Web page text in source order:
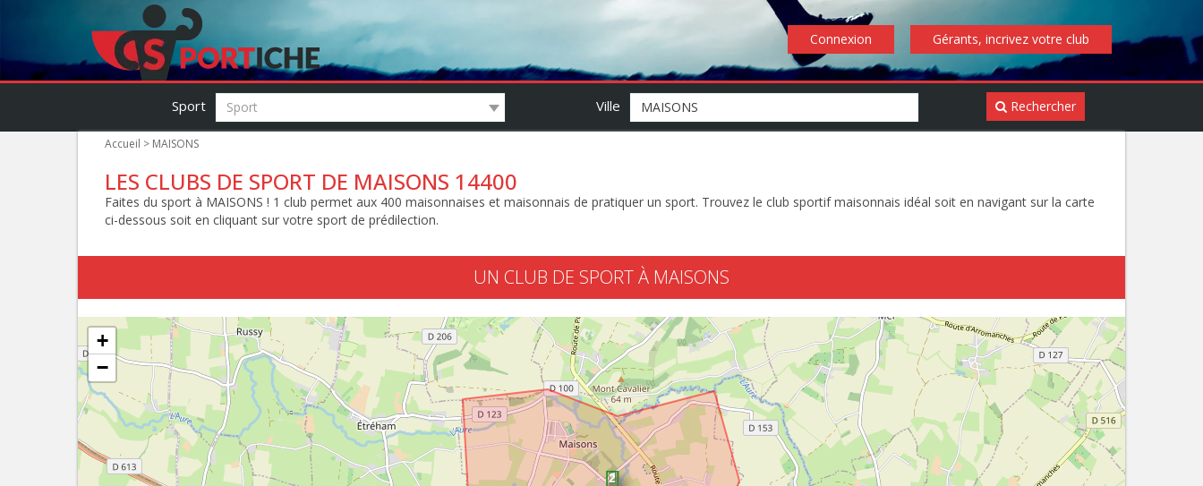
Connexion Gérants, incrivez votre club
Sport Ville Rechercher
Accueil > MAISONS
LES CLUBS DE SPORT DE MAISONS 14400
Faites du sport à MAISONS ! 1 club permet aux 400 maisonnaises et maisonnais de pratiquer un sport. Trouvez le club sportif maisonnais idéal soit en navigant sur la carte
ci-dessous soit en cliquant sur votre sport de prédilection.
UN CLUB DE SPORT À MAISONS
+
−